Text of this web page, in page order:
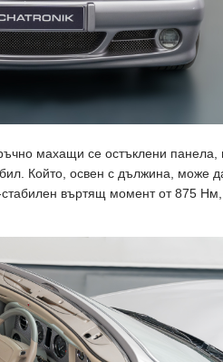
махащи се остъклени
Който, освен с дължина, може
въртящ момент от 875